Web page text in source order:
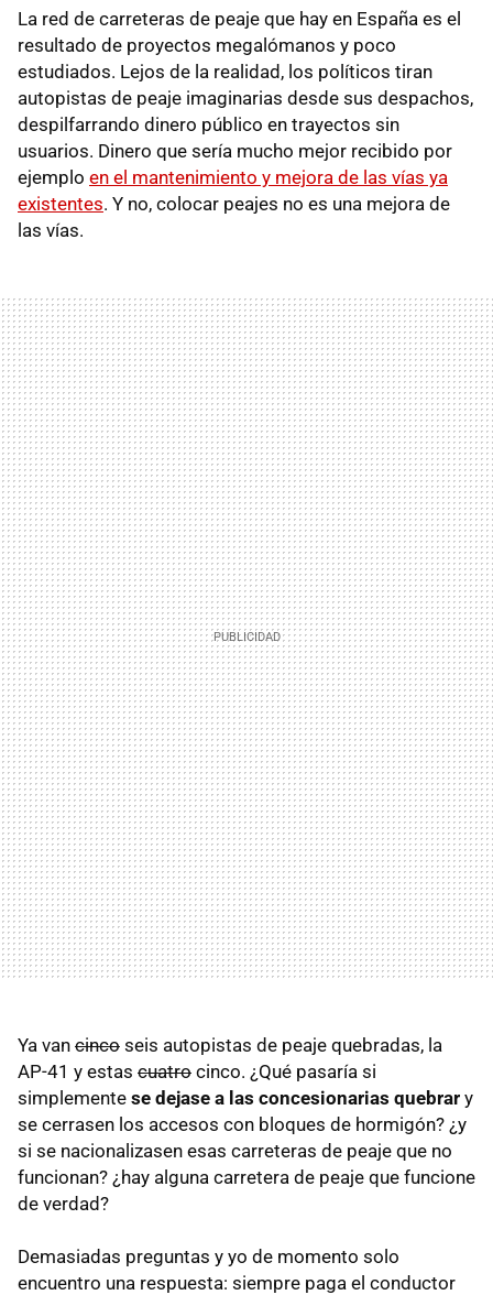
La red de carreteras de peaje que hay en España es el
resultado de proyectos megalómanos y poco
estudiados. Lejos de la realidad, los políticos tiran
autopistas de peaje imaginarias desde sus despachos,
despilfarrando dinero público en trayectos sin
usuarios. Dinero que sería mucho mejor recibido por
ejemplo en el mantenimiento y mejora de las vías ya
existentes. Y no, colocar peajes no es una mejora de
las vías.
Ya van cinco seis autopistas de peaje quebradas, la
AP-41 y estas cuatro cinco. ¿Qué pasaría si
simplemente se dejase a las concesionarias quebrar y
se cerrasen los accesos con bloques de hormigón? ¿y
si se nacionalizasen esas carreteras de peaje que no
funcionan? ¿hay alguna carretera de peaje que funcione
de verdad?
Demasiadas preguntas y yo de momento solo
encuentro una respuesta: siempre paga el conductor